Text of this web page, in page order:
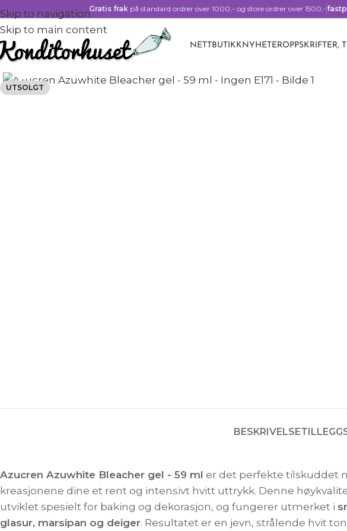
Skip to navigation
Skip to main content
Gratis frak på standard ordrer over 1000,- og store ordrer over 1500,-
NETTBUTIKK NYHETEROPPSKRIFTER,
UTSOLGT
Watch video
BESKRIVELSE
Azucren Azuwhite Bleacher gel - 59 ml er det perfekte tilskuddet
kreasjonene dine et rent og intensivt hvitt uttrykk. Denne
utviklet spesielt for baking og dekorasjon, og fungerer utmerket i
glasur, marsipan og deiger. Resultatet er en jevn, strålende hvit